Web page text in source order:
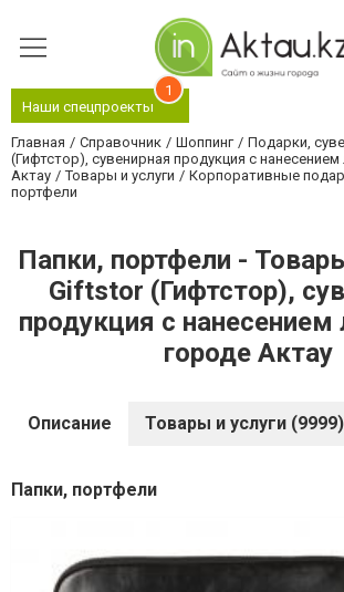
Наши спецпроекты
1
Главная Справочник Шоппинг Подарки,
(Гифтстор), сувенирная продукция с
Актау
Товары и услуги Корпоративные
портфели
Папки, портфели -
Giftstor (Гифтстор),
продукция с нанесением
городе Актау
Описание Товары и услуги (9999)
Папки, портфели